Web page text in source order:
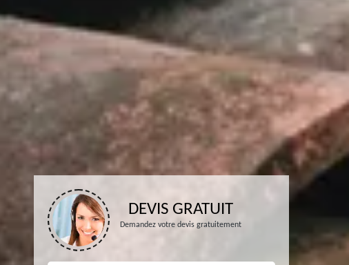
DEVIS GRATUIT
Demandez votre devis gratuitement